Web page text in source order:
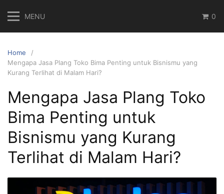
content
MENU 0
Home
Mengapa Jasa Plang Toko Bima Penting untuk Bisnismu yang
Kurang Terlihat di Malam Hari?
Mengapa Jasa Plang Toko
Bima Penting untuk
Bisnismu yang Kurang
Terlihat di Malam Hari?